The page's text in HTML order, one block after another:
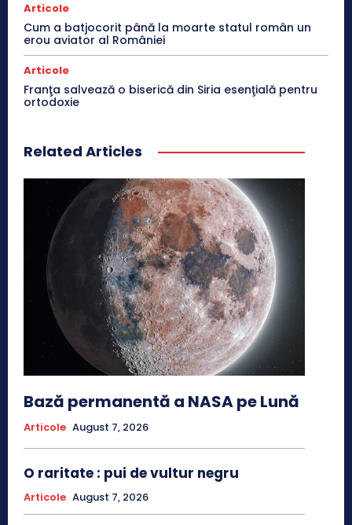
Articole
Cum a batjocorit până la moarte statul român un
erou aviator al României
Articole
Franţa salvează o biserică din Siria esenţială pentru
ortodoxie
Related Articles
Bază permanentă a NASA pe Lună
Articole August 7, 2026
O raritate : pui de vultur negru
Articole August 7, 2026